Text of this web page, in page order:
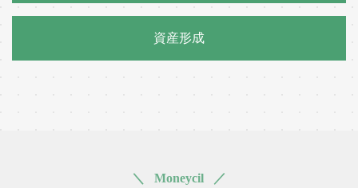
資産形成
＼ Moneycil ／